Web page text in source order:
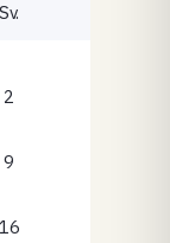
Sv.
2
9
16